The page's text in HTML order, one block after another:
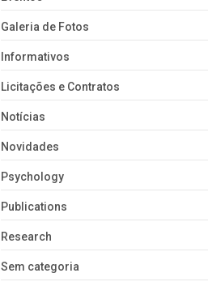
Galeria de Fotos
Informativos
Licitações e Contratos
Notícias
Novidades
Psychology
Publications
Research
Sem categoria